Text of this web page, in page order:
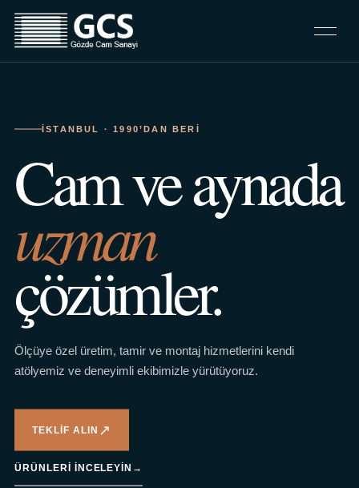
İSTANBUL · 1990’DAN BERI
Cam ve aynada
uzman
çözümler.
Ölçüye özel üretim, tamir ve montaj hizmetlerini kendi
atölyemiz ve deneyimli ekibimizle yürütüyoruz.
TEKLIF ALIN ↗
ÜRÜNLERI INCELEYIN →